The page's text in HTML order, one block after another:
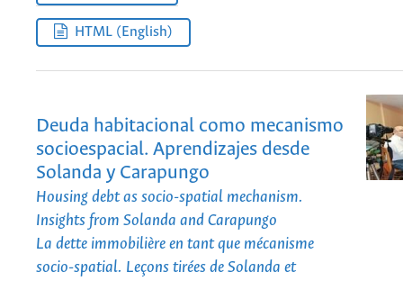
HTML (English)
Deuda habitacional como mecanismo
socioespacial. Aprendizajes desde
Solanda y Carapungo
Housing debt as socio-spatial mechanism.
Insights from Solanda and Carapungo
La dette immobilière en tant que mécanisme
socio-spatial. Leçons tirées de Solanda et